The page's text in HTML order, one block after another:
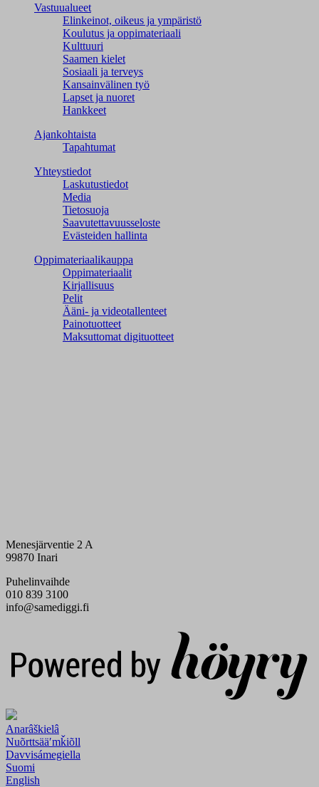
Vastuualueet
Elinkeinot, oikeus ja ympäristö
Koulutus ja oppimateriaali
Kulttuuri
Saamen kielet
Sosiaali ja terveys
Kansainvälinen työ
Lapset ja nuoret
Hankkeet
Ajankohtaista
Tapahtumat
Yhteystiedot
Laskutustiedot
Media
Tietosuoja
Saavutettavuusseloste
Evästeiden hallinta
Oppimateriaalikauppa
Oppimateriaalit
Kirjallisuus
Pelit
Ääni- ja videotallenteet
Painotuotteet
Maksuttomat digituotteet
Menesjärventie 2 A
99870 Inari
Puhelinvaihde
010 839 3100
info@samediggi.fi
Anarâškielâ
Nuõrttsääʹmǩiõll
Davvisámegiella
Suomi
English